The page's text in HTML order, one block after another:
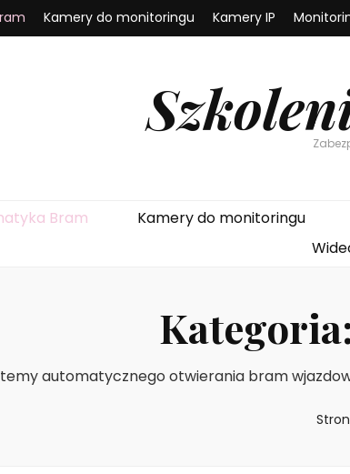
Kamery do monitoringu Kamery IP
Bram Kamery do monitoringu
Kategoria:
automatycznego otwierania bram